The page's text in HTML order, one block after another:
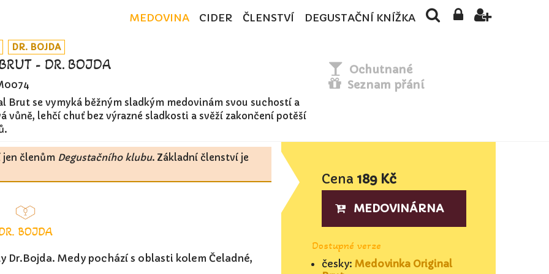
MEDOVINA CIDER ČLENSTVÍ DEGUSTAČNÍ KNÍŽKA
DR. BOJDA
- DR. BOJDA
Brut se vymyká běžným sladkým medovinám svou suchostí a
vůně, lehčí chuť bez výrazné sladkosti a svěží zakončení potěší
Ochutnané
Seznam přání
jen členům Degustačního klubu. Základní členství je
BOJDA
Dr.Bojda. Medy pochází s oblasti kolem Čeladné,
Cena 189 Kč
MEDOVINÁRNA
Dostupné verze
česky: Medovinka Original